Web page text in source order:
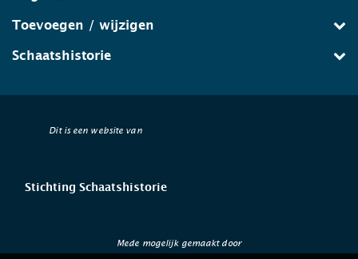
Toevoegen / wijzigen
Schaatshistorie
Dit is een website van
Stichting Schaatshistorie
Mede mogelijk gemaakt door